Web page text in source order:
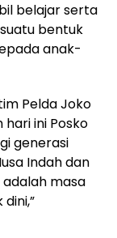
belajar serta
bentuk
anak-
Pelda Joko
ini Posko
generasi
Indah dan
masa